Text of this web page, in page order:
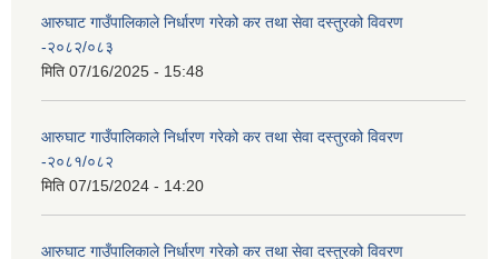
आरुघाट गाउँपालिकाले निर्धारण गरेको कर तथा सेवा दस्तुरको विवरण
-२०८२/०८३
मिति 07/16/2025 - 15:48
आरुघाट गाउँपालिकाले निर्धारण गरेको कर तथा सेवा दस्तुरको विवरण
-२०८१/०८२
मिति 07/15/2024 - 14:20
आरुघाट गाउँपालिकाले निर्धारण गरेको कर तथा सेवा दस्तुरको विवरण